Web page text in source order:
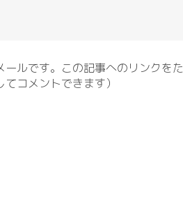
ルです。この記事へのリンクをた
コメントできます）